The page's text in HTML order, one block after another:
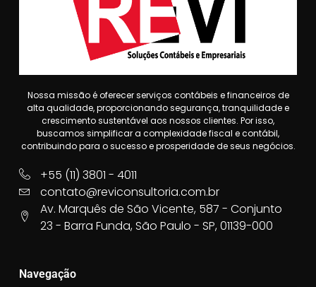
Nossa missão é oferecer serviços contábeis e financeiros de
alta qualidade, proporcionando segurança, tranquilidade e
crescimento sustentável aos nossos clientes. Por isso,
buscamos simplificar a complexidade fiscal e contábil,
contribuindo para o sucesso e prosperidade de seus negócios.
+55 (11) 3801 - 4011
contato@reviconsultoria.com.br
Av. Marquês de São Vicente, 587 - Conjunto
23 - Barra Funda, São Paulo - SP, 01139-000
Navegação